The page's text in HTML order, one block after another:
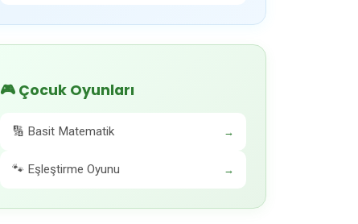
🎮 Çocuk Oyunları
🔢 Basit Matematik →
🐾 Eşleştirme Oyunu →